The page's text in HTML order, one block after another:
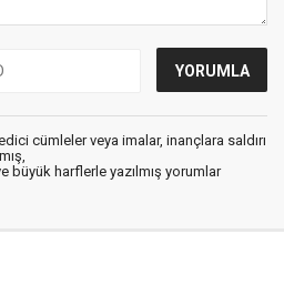
cümleler veya imalar, inançlara saldırı
büyük harflerle yazılmış yorumlar